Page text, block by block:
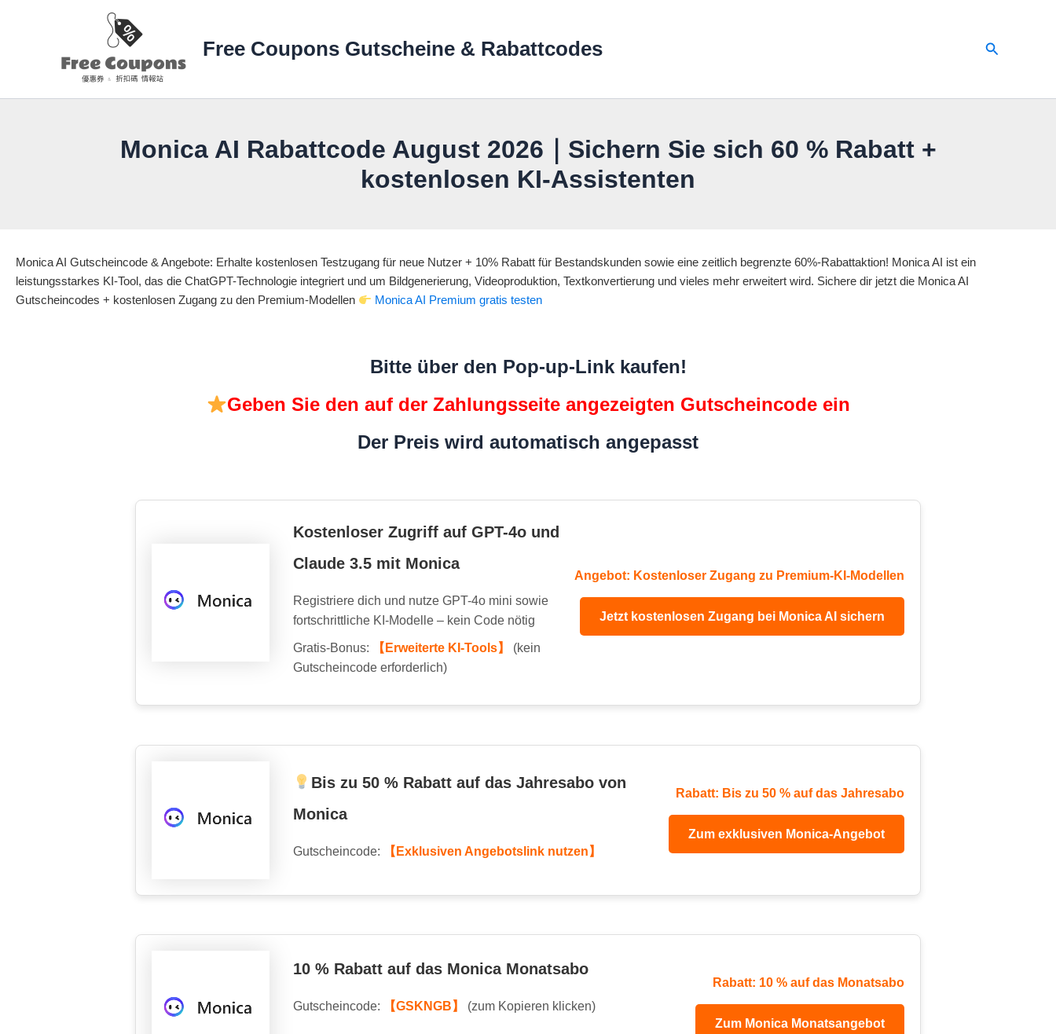
Free Coupons Gutscheine & Rabattcodes Suchen
Monica AI Rabattcode August 2026｜Sichern Sie sich 60 % Rabatt +
kostenlosen KI-Assistenten
Monica AI Gutscheincode & Angebote: Erhalte kostenlosen Testzugang für neue Nutzer + 10% Rabatt für Bestandskunden sowie eine zeitlich begrenzte 60%-Rabattaktion! Monica AI ist ein
leistungsstarkes KI-Tool, das die ChatGPT-Technologie integriert und um Bildgenerierung, Videoproduktion, Textkonvertierung und vieles mehr erweitert wird. Sichere dir jetzt die Monica AI
Gutscheincodes + kostenlosen Zugang zu den Premium-Modellen
Monica AI Premium gratis testen
Bitte über den Pop-up-Link kaufen!
Geben Sie den auf der Zahlungsseite angezeigten Gutscheincode ein
Der Preis wird automatisch angepasst
Kostenloser Zugriff auf GPT-4o und
Claude 3.5 mit Monica
Registriere dich und nutze GPT-4o mini sowie
fortschrittliche KI-Modelle – kein Code nötig
Gratis-Bonus: 【Erweiterte KI-Tools】
(kein
Gutscheincode erforderlich)
Angebot: Kostenloser Zugang zu Premium-KI-Modellen
Jetzt kostenlosen Zugang bei Monica AI sichern
Bis zu 50 % Rabatt auf das Jahresabo von
Monica
Gutscheincode: 【Exklusiven Angebotslink nutzen】
Rabatt: Bis zu 50 % auf das Jahresabo
Zum exklusiven Monica-Angebot
10 % Rabatt auf das Monica Monatsabo
Gutscheincode: 【GSKNGB】 (zum Kopieren klicken)
Rabatt: 10 % auf das Monatsabo
Zum Monica Monatsangebot